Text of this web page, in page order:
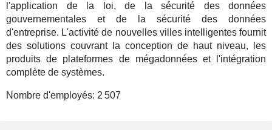
l'application de la loi, de la sécurité des données
gouvernementales et de la sécurité des données
d'entreprise. L'activité de nouvelles villes intelligentes fournit
des solutions couvrant la conception de haut niveau, les
produits de plateformes de mégadonnées et l'intégration
complète de systèmes.
Nombre d'employés: 2 507